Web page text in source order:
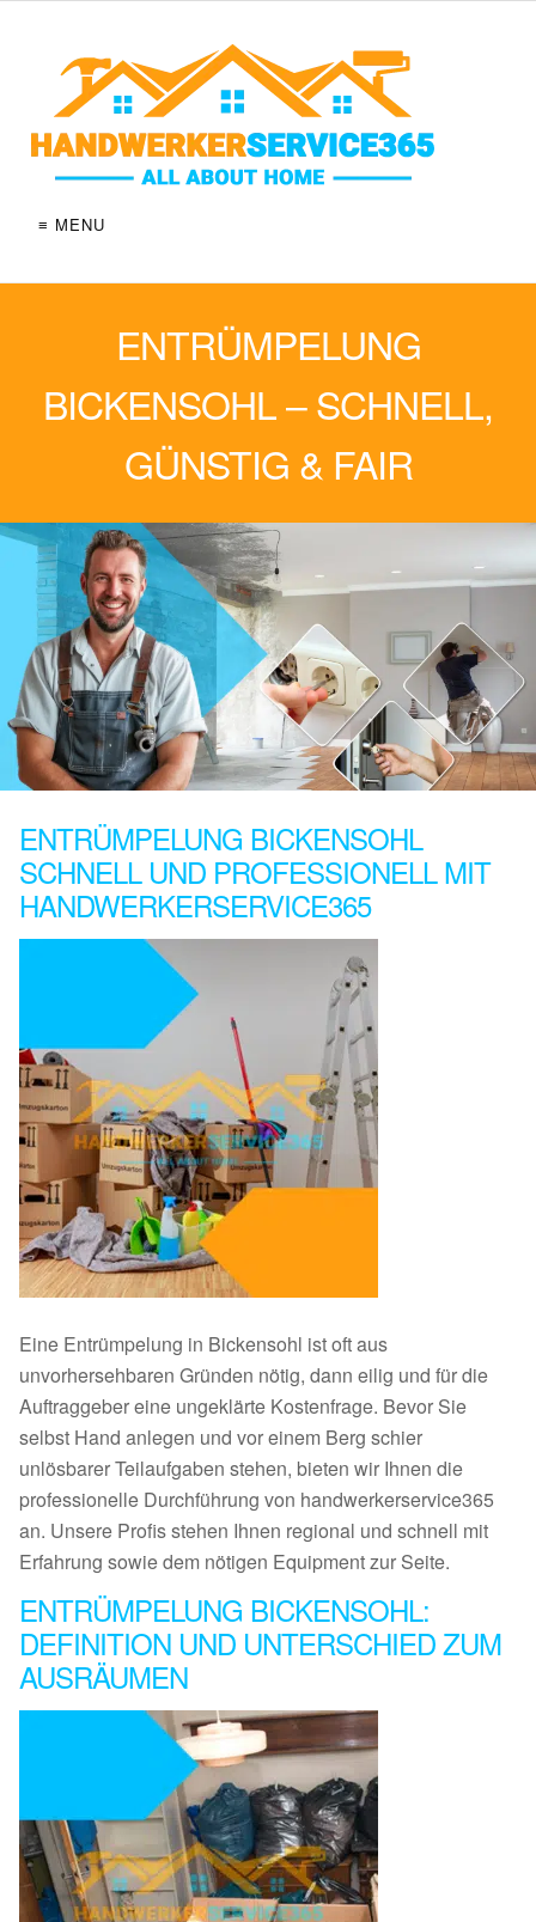
≡ MENU
ENTRÜMPELUNG
BICKENSOHL – SCHNELL,
GÜNSTIG & FAIR
ENTRÜMPELUNG BICKENSOHL
SCHNELL UND PROFESSIONELL MIT
HANDWERKERSERVICE365
Eine Entrümpelung in Bickensohl ist oft aus
unvorhersehbaren Gründen nötig, dann eilig und für die
Auftraggeber eine ungeklärte Kostenfrage. Bevor Sie
selbst Hand anlegen und vor einem Berg schier
unlösbarer Teilaufgaben stehen, bieten wir Ihnen die
professionelle Durchführung von handwerkerservice365
an. Unsere Profis stehen Ihnen regional und schnell mit
Erfahrung sowie dem nötigen Equipment zur Seite.
ENTRÜMPELUNG BICKENSOHL:
DEFINITION UND UNTERSCHIED ZUM
AUSRÄUMEN